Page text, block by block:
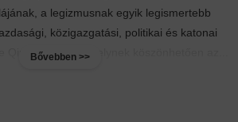
a legizmusnak egyik legismertebb
közigazgatási, politikai és katonai
Qin államban, amelynek köszönhetően az...
Bővebben >>